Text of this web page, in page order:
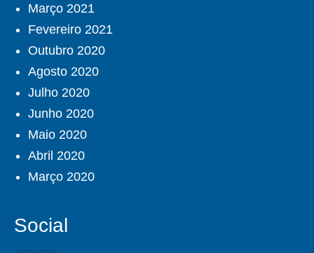
Março 2021
Fevereiro 2021
Outubro 2020
Agosto 2020
Julho 2020
Junho 2020
Maio 2020
Abril 2020
Março 2020
Social